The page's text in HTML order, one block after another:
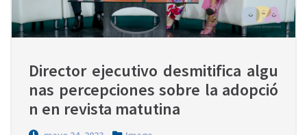
Director ejecutivo desmitifica algu
nas percepciones sobre la adopció
n en revista matutina